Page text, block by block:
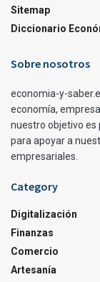
Sitemap
Diccionario
Sobre nosotros
economia-y-
economía,
nuestro objetivo es
para apoyar a
empresariales.
Category
Digitalización
Finanzas
Comercio
Artesanía